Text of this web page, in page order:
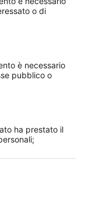
o di
è necessario
pubblico o
ha prestato il